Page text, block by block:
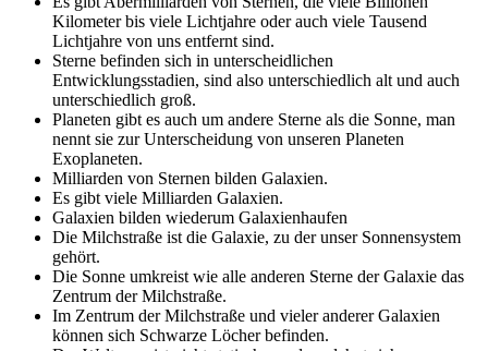
Kilometer bis viele Lichtjahre oder auch viele Tausend
Lichtjahre von uns entfernt sind.
Sterne befinden sich in unterscheidlichen
Entwicklungsstadien, sind also unterschiedlich alt und auch
unterschiedlich groß.
Planeten gibt es auch um andere Sterne als die Sonne, man
nennt sie zur Unterscheidung von unseren Planeten
Exoplaneten.
Milliarden von Sternen bilden Galaxien.
Es gibt viele Milliarden Galaxien.
Galaxien bilden wiederum Galaxienhaufen
Die Milchstraße ist die Galaxie, zu der unser Sonnensystem
gehört.
Die Sonne umkreist wie alle anderen Sterne der Galaxie das
Zentrum der Milchstraße.
Im Zentrum der Milchstraße und vieler anderer Galaxien
können sich Schwarze Löcher befinden.